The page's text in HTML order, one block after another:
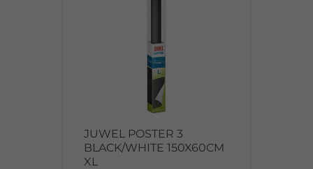
JUWEL POSTER 3
BLACK/WHITE 150X60CM
XL